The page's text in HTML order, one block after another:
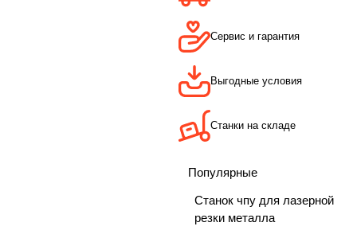
Сервис и гарантия
Выгодные условия
Станки на складе
Популярные
Станок чпу для лазерной
резки металла